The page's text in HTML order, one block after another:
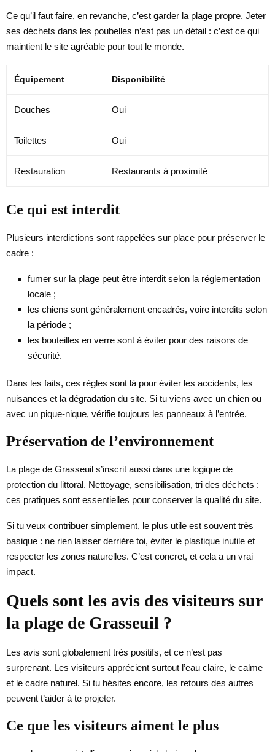
Ce qu’il faut faire, en revanche, c’est garder la plage propre. Jeter
ses déchets dans les poubelles n’est pas un détail : c’est ce qui
maintient le site agréable pour tout le monde.
Équipement Disponibilité
Douches Oui
Toilettes Oui
Restauration Restaurants à proximité
Ce qui est interdit
Plusieurs interdictions sont rappelées sur place pour préserver le
cadre :
fumer sur la plage peut être interdit selon la réglementation
locale ;
les chiens sont généralement encadrés, voire interdits selon
la période ;
les bouteilles en verre sont à éviter pour des raisons de
sécurité.
Dans les faits, ces règles sont là pour éviter les accidents, les
nuisances et la dégradation du site. Si tu viens avec un chien ou
avec un pique-nique, vérifie toujours les panneaux à l’entrée.
Préservation de l’environnement
La plage de Grasseuil s’inscrit aussi dans une logique de
protection du littoral. Nettoyage, sensibilisation, tri des déchets :
ces pratiques sont essentielles pour conserver la qualité du site.
Si tu veux contribuer simplement, le plus utile est souvent très
basique : ne rien laisser derrière toi, éviter le plastique inutile et
respecter les zones naturelles. C’est concret, et cela a un vrai
impact.
Quels sont les avis des visiteurs sur
la plage de Grasseuil ?
Les avis sont globalement très positifs, et ce n’est pas
surprenant. Les visiteurs apprécient surtout l’eau claire, le calme
et le cadre naturel. Si tu hésites encore, les retours des autres
peuvent t’aider à te projeter.
Ce que les visiteurs aiment le plus